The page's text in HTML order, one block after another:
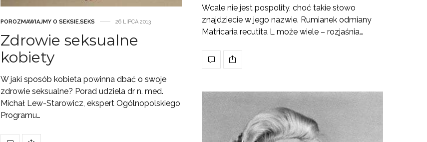
POROZMAWIAJMY O SEKSIE,SEKS 26 LIPCA 2013
Zdrowie seksualne
kobiety
W jaki sposób kobieta powinna dbać o swoje
zdrowie seksualne? Porad udziela dr n. med.
Michał Lew-Starowicz, ekspert Ogólnopolskiego
Programu…
Wcale nie jest pospolity, choć takie słowo
znajdziecie w jego nazwie. Rumianek odmiany
Matricaria recutita L może wiele – rozjaśnia…